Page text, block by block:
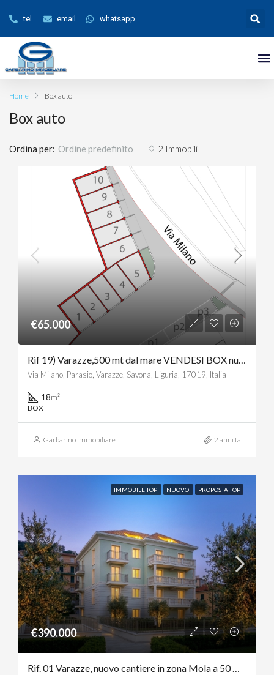
tel. email whatsapp
Home Box auto
Box auto
2 Immobili
Ordina per: Ordine predefinito
€65.000
Rif 19) Varazze,500 mt dal mare VENDESI BOX nuona realizzazione
Via Milano, Parasio, Varazze, Savona, Liguria, 17019, Italia
18m²
BOX
Garbarino Immobiliare 2 anni fa
IMMOBILE TOP NUOVO PROPOSTA TOP
€390.000
Rif. 01 Varazze, nuovo cantiere in zona Mola a 50 metri dal mare, prestigiosi appartamenti vista mare